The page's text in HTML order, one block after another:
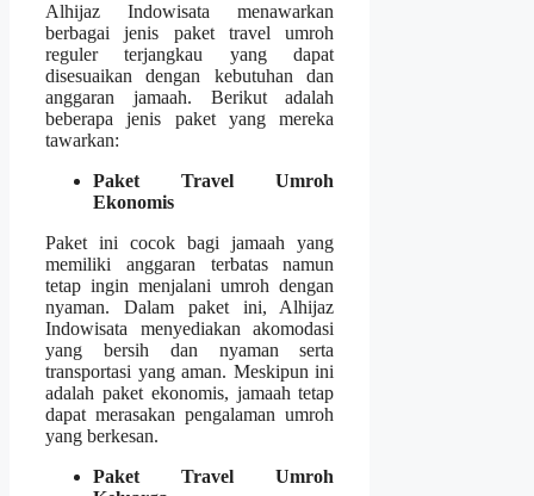
Alhijaz Indowisata menawarkan
berbagai jenis paket travel umroh
reguler terjangkau yang dapat
disesuaikan dengan kebutuhan dan
anggaran jamaah. Berikut adalah
beberapa jenis paket yang mereka
tawarkan:
Paket Travel Umroh
Ekonomis
Paket ini cocok bagi jamaah yang
memiliki anggaran terbatas namun
tetap ingin menjalani umroh dengan
nyaman. Dalam paket ini, Alhijaz
Indowisata menyediakan akomodasi
yang bersih dan nyaman serta
transportasi yang aman. Meskipun ini
adalah paket ekonomis, jamaah tetap
dapat merasakan pengalaman umroh
yang berkesan.
Paket Travel Umroh